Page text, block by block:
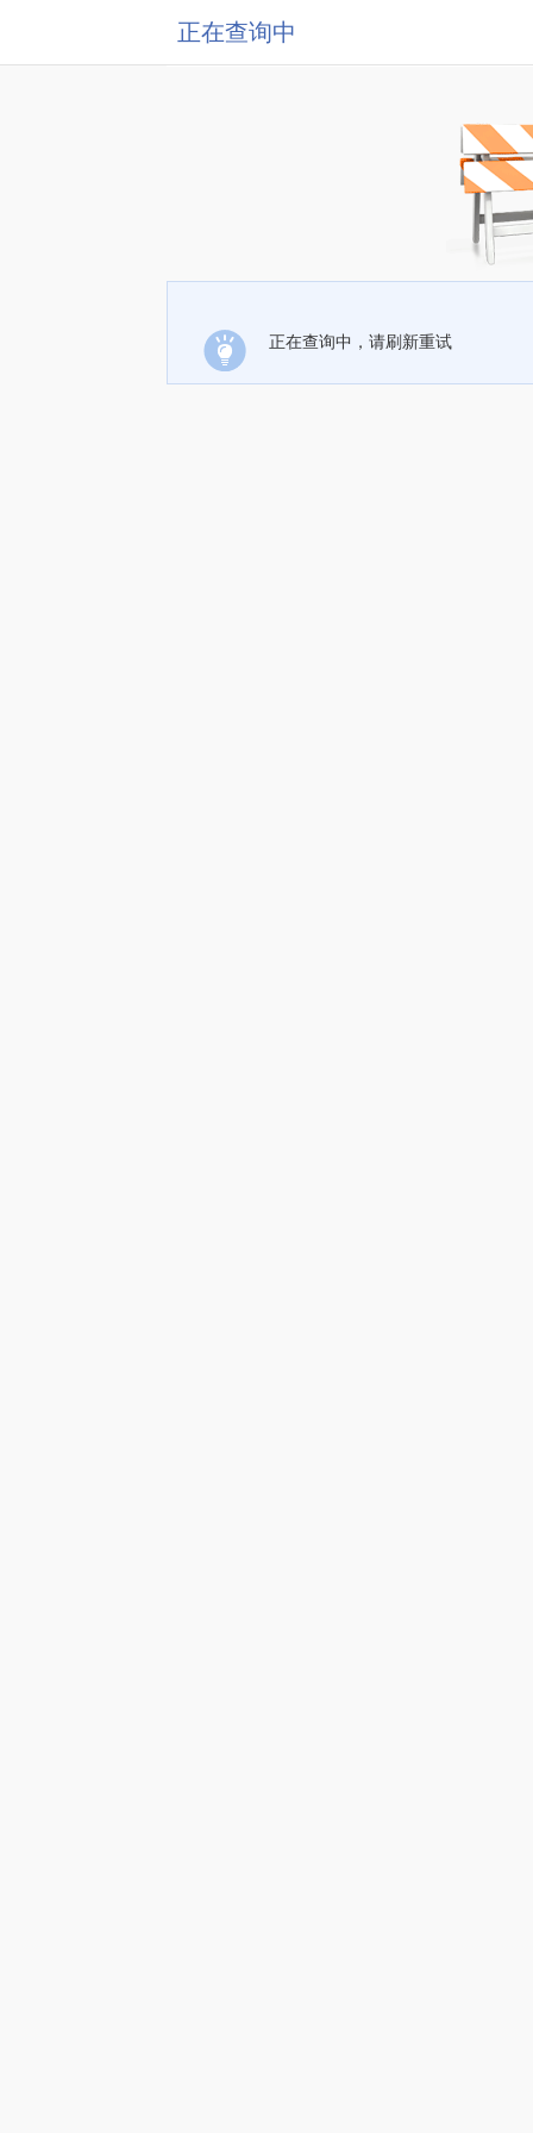
正在查询中
正在查询中，请刷新重试